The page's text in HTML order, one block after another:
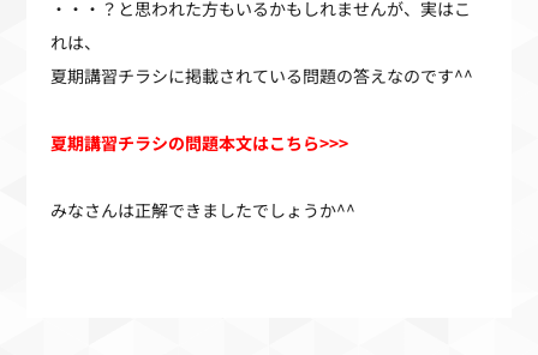
・・・？と思われた方もいるかもしれませんが、実はこ
れは、
夏期講習チラシに掲載されている問題の答えなのです^^
夏期講習チラシの問題本文はこちら>>>
みなさんは正解できましたでしょうか^^